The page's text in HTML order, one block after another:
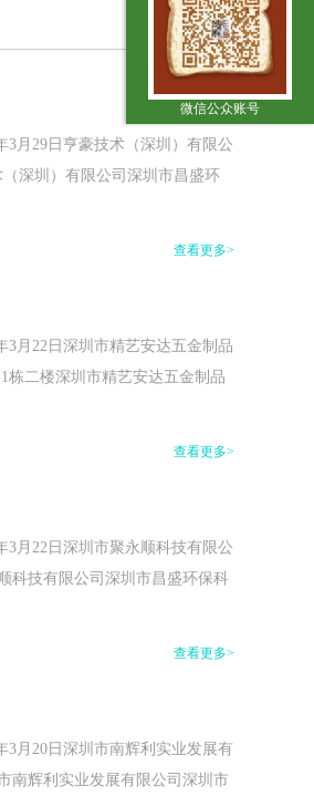
月29日亨豪技术（深圳）有限公
深圳）有限公司深圳市昌盛环
查看更多>
月22日深圳市精艺安达五金制品
栋二楼深圳市精艺安达五金制品
查看更多>
月22日深圳市聚永顺科技有限公
科技有限公司深圳市昌盛环保科
查看更多>
月20日深圳市南辉利实业发展有
南辉利实业发展有限公司深圳市
微信公众账号